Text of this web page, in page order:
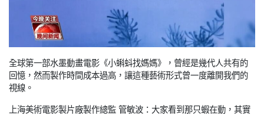
全球第一部水墨動畫電影《小蝌蚪找媽媽》，曾經是幾代人共有的
回憶，然而製作時間成本過高，讓這種藝術形式曾一度離開我們的
視線。
上海美術電影製片廠製作總監 管敏波：大家看到那只蝦在動，其實